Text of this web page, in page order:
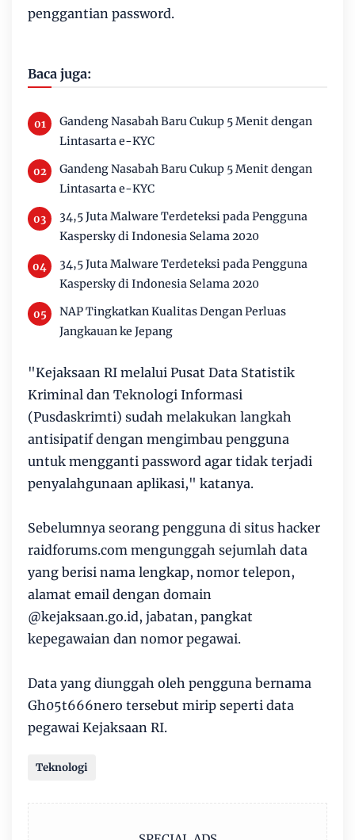
penggantian password.
Baca juga:
Gandeng Nasabah Baru Cukup 5 Menit dengan
Lintasarta e-KYC
Gandeng Nasabah Baru Cukup 5 Menit dengan
Lintasarta e-KYC
34,5 Juta Malware Terdeteksi pada Pengguna
Kaspersky di Indonesia Selama 2020
34,5 Juta Malware Terdeteksi pada Pengguna
Kaspersky di Indonesia Selama 2020
NAP Tingkatkan Kualitas Dengan Perluas
Jangkauan ke Jepang
"Kejaksaan RI melalui Pusat Data Statistik
Kriminal dan Teknologi Informasi
(Pusdaskrimti) sudah melakukan langkah
antisipatif dengan mengimbau pengguna
untuk mengganti password agar tidak terjadi
penyalahgunaan aplikasi," katanya.
Sebelumnya seorang pengguna di situs hacker
raidforums.com mengunggah sejumlah data
yang berisi nama lengkap, nomor telepon,
alamat email dengan domain
@kejaksaan.go.id, jabatan, pangkat
kepegawaian dan nomor pegawai.
Data yang diunggah oleh pengguna bernama
Gh05t666nero tersebut mirip seperti data
pegawai Kejaksaan RI.
Teknologi